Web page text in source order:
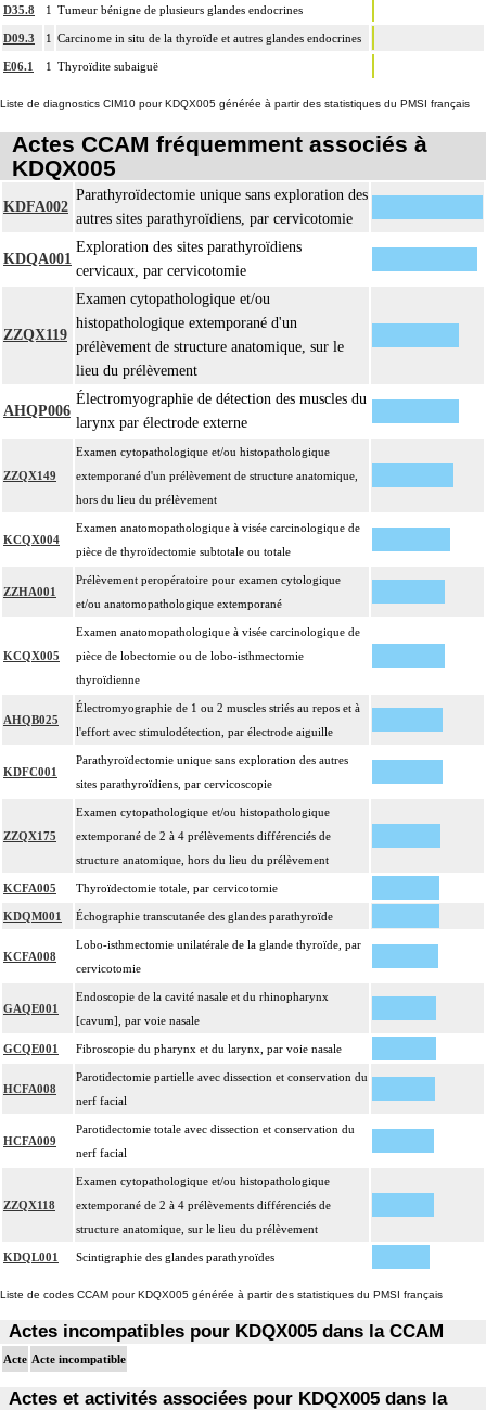
découverte fortuite lors de l'examen anatomopathologique
10.1.5
Facturation :
un seul acte peut être facturé que l'exérèse soit monobloc ou en fragments non
différenciés par le préleveur, partielle ou totale, pour chaque structure
anatomique
D35.8 1 Tumeur bénigne de plusieurs glandes endocrines
D09.3 1 Carcinome in situ de la thyroïde et autres glandes endocrines
E06.1 1 Thyroïdite subaiguë
Liste de diagnostics CIM10 pour KDQX005 générée à partir des statistiques du PMSI français
Actes CCAM fréquemment associés à
KDQX005
KDFA002
Parathyroïdectomie unique sans exploration des
autres sites parathyroïdiens, par cervicotomie
KDQA001
Exploration des sites parathyroïdiens
cervicaux, par cervicotomie
ZZQX119
Examen cytopathologique et/ou
histopathologique extemporané d'un
prélèvement de structure anatomique, sur le
lieu du prélèvement
AHQP006
Électromyographie de détection des muscles du
larynx par électrode externe
ZZQX149
Examen cytopathologique et/ou histopathologique
extemporané d'un prélèvement de structure anatomique,
hors du lieu du prélèvement
KCQX004
Examen anatomopathologique à visée carcinologique de
pièce de thyroïdectomie subtotale ou totale
ZZHA001
Prélèvement peropératoire pour examen cytologique
et/ou anatomopathologique extemporané
KCQX005
Examen anatomopathologique à visée carcinologique de
pièce de lobectomie ou de lobo-isthmectomie
thyroïdienne
AHQB025
Électromyographie de 1 ou 2 muscles striés au repos et à
l'effort avec stimulodétection, par électrode aiguille
KDFC001
Parathyroïdectomie unique sans exploration des autres
sites parathyroïdiens, par cervicoscopie
ZZQX175
Examen cytopathologique et/ou histopathologique
extemporané de 2 à 4 prélèvements différenciés de
structure anatomique, hors du lieu du prélèvement
KCFA005 Thyroïdectomie totale, par cervicotomie
KDQM001 Échographie transcutanée des glandes parathyroïde
KCFA008
Lobo-isthmectomie unilatérale de la glande thyroïde, par
cervicotomie
GAQE001
Endoscopie de la cavité nasale et du rhinopharynx
[cavum], par voie nasale
GCQE001 Fibroscopie du pharynx et du larynx, par voie nasale
HCFA008
Parotidectomie partielle avec dissection et conservation du
nerf facial
HCFA009
Parotidectomie totale avec dissection et conservation du
nerf facial
ZZQX118
Examen cytopathologique et/ou histopathologique
extemporané de 2 à 4 prélèvements différenciés de
structure anatomique, sur le lieu du prélèvement
KDQL001 Scintigraphie des glandes parathyroïdes
Liste de codes CCAM pour KDQX005 générée à partir des statistiques du PMSI français
Actes incompatibles pour KDQX005 dans la CCAM
Acte Acte incompatible
Actes et activités associées pour KDQX005 dans la